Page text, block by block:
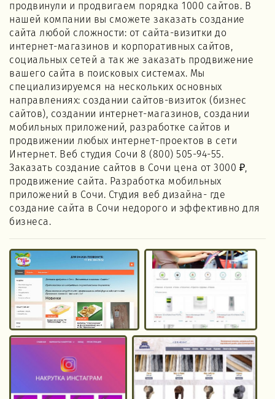
продвинули и продвигаем порядка 1000 сайтов. В
нашей компании вы сможете заказать создание
сайта любой сложности: от сайта-визитки до
интернет-магазинов и корпоративных сайтов,
социальных сетей а так же заказать продвижение
вашего сайта в поисковых системах. Мы
специализируемся на нескольких основных
направлениях: создании сайтов-визиток (бизнес
сайтов), создании интернет-магазинов, создании
мобильных приложений, разработке сайтов и
продвижении любых интернет-проектов в сети
Интернет. Веб студия Сочи 8 (800) 505-94-55.
Заказать создание сайтов в Сочи цена от 3000 ₽,
продвижение сайта. Разработка мобильных
приложений в Сочи. Студия веб дизайна- где
создание сайта в Сочи недорого и эффективно для
бизнеса.